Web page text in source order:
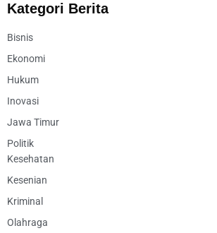
Kategori Berita
Bisnis
Ekonomi
Hukum
Inovasi
Jawa Timur
Politik
Kesehatan
Kesenian
Kriminal
Olahraga